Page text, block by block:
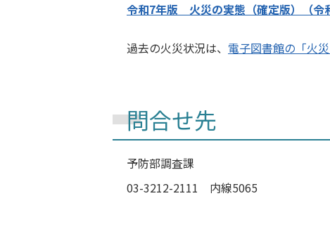
令和7年版 火災の実態（確定版）（令
過去の火災状況は、 電子図書館の「火災
問合せ先
予防部調査課
03-3212-2111 内線5065